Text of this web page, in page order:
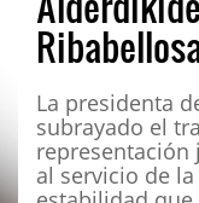
La presidenta
subrayado el
representación
al servicio de